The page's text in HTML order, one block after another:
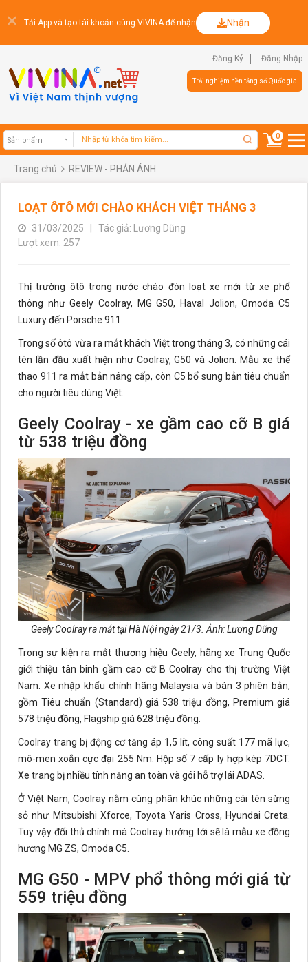
Tải App và tạo tài khoản cùng VIVINA để nhận Nhận
Đăng Ký Đăng Nhập
Trải nghiệm nền tảng số Quốc gia
Sản phẩm
0
Trang chủ REVIEW - PHẢN ÁNH
LOẠT ÔTÔ MỚI CHÀO KHÁCH VIỆT THÁNG 3
31/03/2025
Tác giả: Lương Dũng
Lượt xem: 257
Thị trường ôtô trong nước chào đón loạt xe mới từ xe phổ
thông như Geely Coolray, MG G50, Haval Jolion, Omoda C5
Luxury đến Porsche 911.
Trong số ôtô vừa ra mắt khách Việt trong tháng 3, có những cái
tên lần đầu xuất hiện như Coolray, G50 và Jolion. Mẫu xe thể
thao 911 ra mắt bản nâng cấp, còn C5 bổ sung bản tiêu chuẩn
cho người tiêu dùng Việt.
Geely Coolray - xe gầm cao cỡ B giá
từ 538 triệu đồng
Geely Coolray ra mắt tại Hà Nội ngày 21/3. Ảnh: Lương Dũng
Trong sự kiện ra mắt thương hiệu Geely, hãng xe Trung Quốc
giới thiệu tân binh gầm cao cỡ B Coolray cho thị trường Việt
Nam. Xe nhập khẩu chính hãng Malaysia và bán 3 phiên bản,
gồm Tiêu chuẩn (Standard) giá 538 triệu đồng, Premium giá
578 triệu đồng, Flagship giá 628 triệu đồng.
Coolray trang bị động cơ tăng áp 1,5 lít, công suất 177 mã lực,
mô-men xoắn cực đại 255 Nm. Hộp số 7 cấp ly hợp kép 7DCT.
Xe trang bị nhiều tính năng an toàn và gói hỗ trợ lái ADAS.
Ở Việt Nam, Coolray nằm cùng phân khúc những cái tên sừng
sỏ như Mitsubishi Xforce, Toyota Yaris Cross, Hyundai Creta.
Tuy vậy đối thủ chính mà Coolray hướng tới sẽ là mẫu xe đồng
hương MG ZS, Omoda C5.
MG G50 - MPV phổ thông mới giá từ
559 triệu đồng